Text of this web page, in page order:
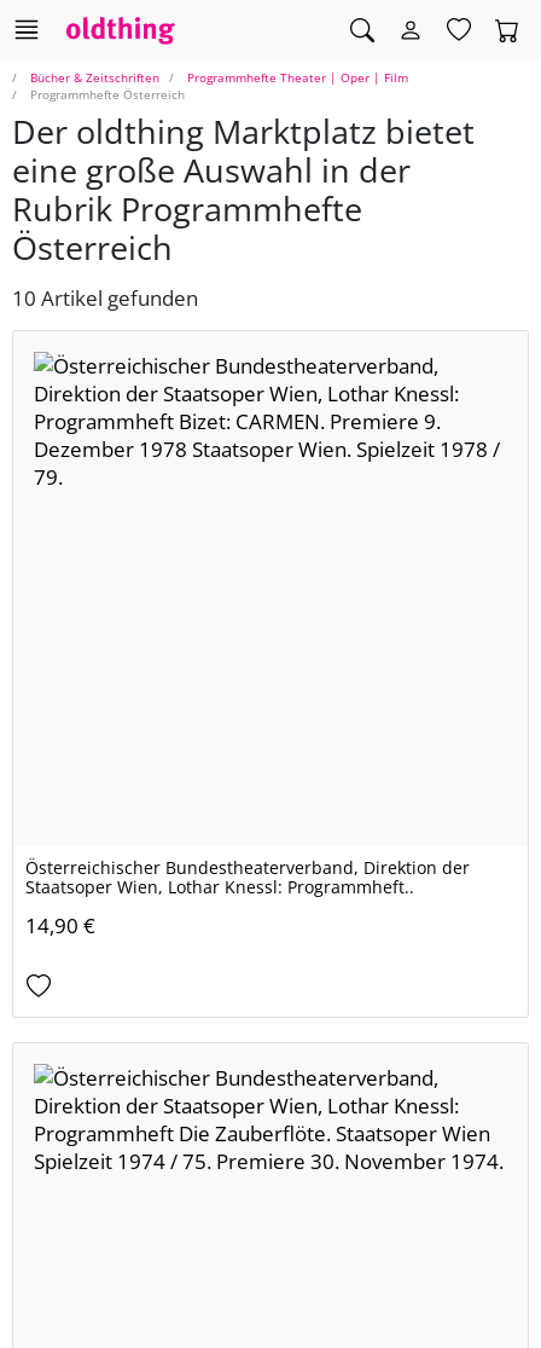
Bücher & Zeitschriften
Programmhefte Theater | Oper | Film
Programmhefte Österreich
Der oldthing Marktplatz bietet
eine große Auswahl in der
Rubrik Programmhefte
Österreich
10 Artikel gefunden
Österreichischer Bundestheaterverband, Direktion der
Staatsoper Wien, Lothar Knessl: Programmheft..
14,90 €